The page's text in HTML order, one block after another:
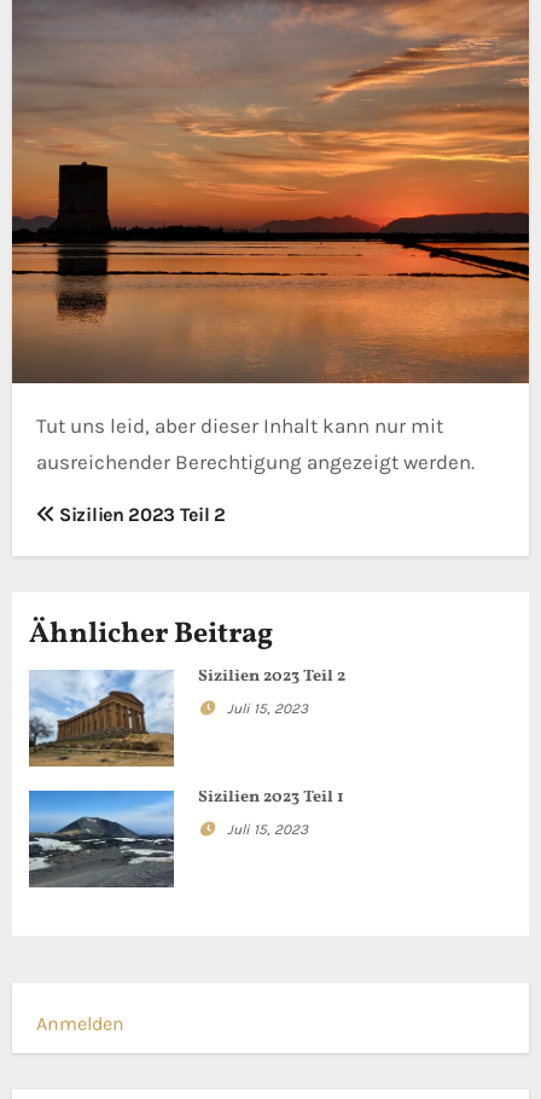
Tut uns leid, aber dieser Inhalt kann nur mit
ausreichender Berechtigung angezeigt werden.
B
e
i
t
r
a
g
s
v
i
Sizilien 2023 Teil 2
Ähnlicher Beitrag
Sizilien 2023 Teil 2
Juli 15, 2023
Sizilien 2023 Teil 1
Juli 15, 2023
Anmelden